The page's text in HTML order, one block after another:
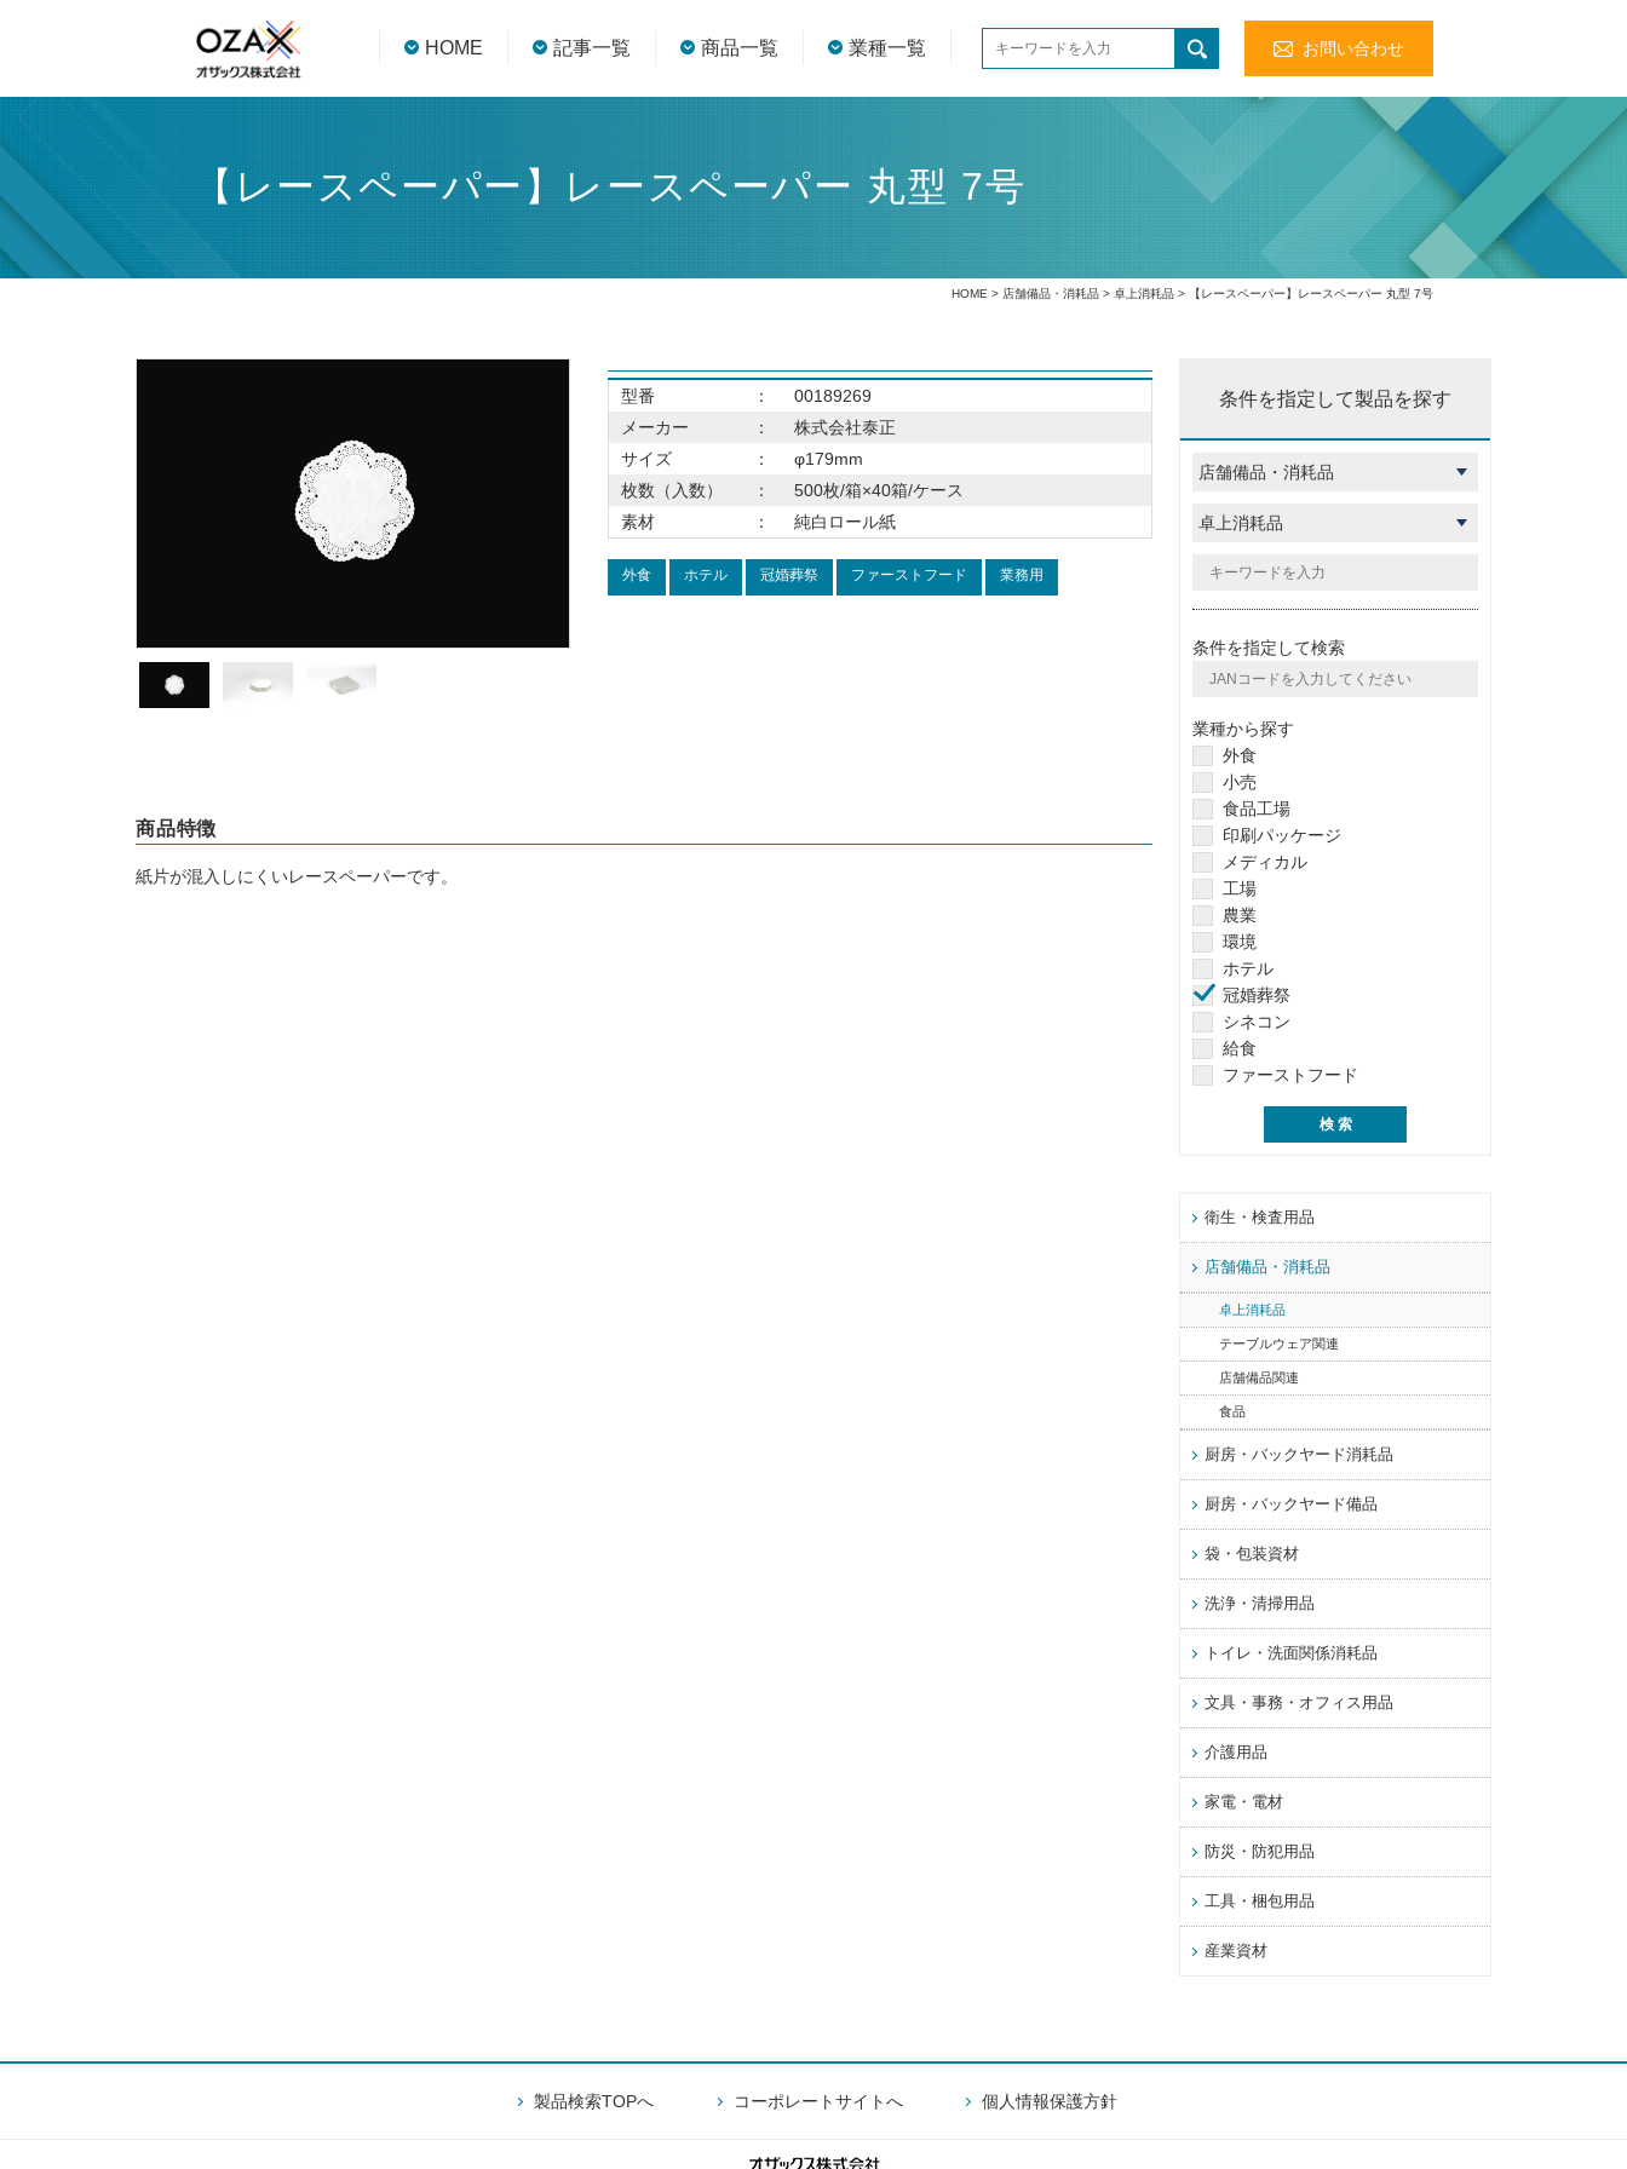
HOME 記事一覧 商品一覧 業種一覧 お問い合わせ
【レースペーパー】レースペーパー 丸型 7号
HOME > 店舗備品・消耗品 > 卓上消耗品 > 【レースペーパー】レースペーパー 丸型 7号
型番 ：
00189269
メーカー
：
株式会社泰正
サイズ
：
φ179mm
枚数（入数）
：
500枚/箱×40箱/ケース
素材
： 純白ロール紙
外食 ホテル 冠婚葬祭 ファーストフード 業務用
商品特徴
紙片が混入しにくいレースペーパーです。
条件を指定して製品を探す
条件を指定して検索
業種から探す
外食
小売
食品工場
印刷パッケージ
メディカル
工場
農業
環境
ホテル
冠婚葬祭
シネコン
給食
ファーストフード
衛生・検査用品
店舗備品・消耗品
卓上消耗品
テーブルウェア関連
店舗備品関連
食品
厨房・バックヤード消耗品
厨房・バックヤード備品
袋・包装資材
洗浄・清掃用品
トイレ・洗面関係消耗品
文具・事務・オフィス用品
介護用品
家電・電材
防災・防犯用品
工具・梱包用品
産業資材
製品検索TOPへ コーポレートサイトへ 個人情報保護方針